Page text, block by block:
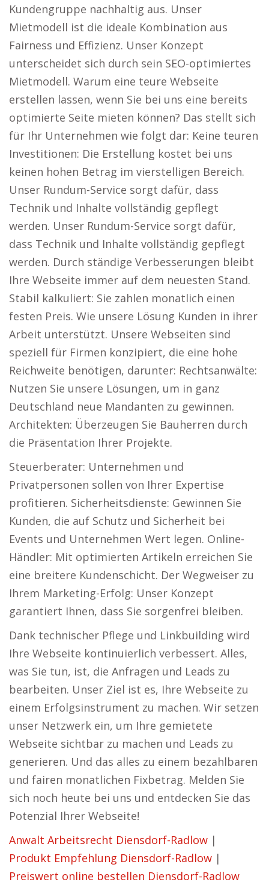
Kundengruppe nachhaltig aus. Unser
Mietmodell ist die ideale Kombination aus
Fairness und Effizienz. Unser Konzept
unterscheidet sich durch sein SEO-optimiertes
Mietmodell. Warum eine teure Webseite
erstellen lassen, wenn Sie bei uns eine bereits
optimierte Seite mieten können? Das stellt sich
für Ihr Unternehmen wie folgt dar: Keine teuren
Investitionen: Die Erstellung kostet bei uns
keinen hohen Betrag im vierstelligen Bereich.
Unser Rundum-Service sorgt dafür, dass
Technik und Inhalte vollständig gepflegt
werden. Unser Rundum-Service sorgt dafür,
dass Technik und Inhalte vollständig gepflegt
werden. Durch ständige Verbesserungen bleibt
Ihre Webseite immer auf dem neuesten Stand.
Stabil kalkuliert: Sie zahlen monatlich einen
festen Preis. Wie unsere Lösung Kunden in ihrer
Arbeit unterstützt. Unsere Webseiten sind
speziell für Firmen konzipiert, die eine hohe
Reichweite benötigen, darunter: Rechtsanwälte:
Nutzen Sie unsere Lösungen, um in ganz
Deutschland neue Mandanten zu gewinnen.
Architekten: Überzeugen Sie Bauherren durch
die Präsentation Ihrer Projekte.
Steuerberater: Unternehmen und
Privatpersonen sollen von Ihrer Expertise
profitieren. Sicherheitsdienste: Gewinnen Sie
Kunden, die auf Schutz und Sicherheit bei
Events und Unternehmen Wert legen. Online-
Händler: Mit optimierten Artikeln erreichen Sie
eine breitere Kundenschicht. Der Wegweiser zu
Ihrem Marketing-Erfolg: Unser Konzept
garantiert Ihnen, dass Sie sorgenfrei bleiben.
Dank technischer Pflege und Linkbuilding wird
Ihre Webseite kontinuierlich verbessert. Alles,
was Sie tun, ist, die Anfragen und Leads zu
bearbeiten. Unser Ziel ist es, Ihre Webseite zu
einem Erfolgsinstrument zu machen. Wir setzen
unser Netzwerk ein, um Ihre gemietete
Webseite sichtbar zu machen und Leads zu
generieren. Und das alles zu einem bezahlbaren
und fairen monatlichen Fixbetrag. Melden Sie
sich noch heute bei uns und entdecken Sie das
Potenzial Ihrer Webseite!
Anwalt Arbeitsrecht Diensdorf-Radlow |
Produkt Empfehlung Diensdorf-Radlow |
Preiswert online bestellen Diensdorf-Radlow